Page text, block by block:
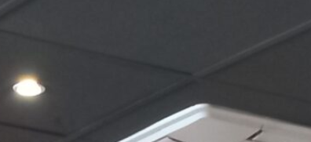
The Barber & Co